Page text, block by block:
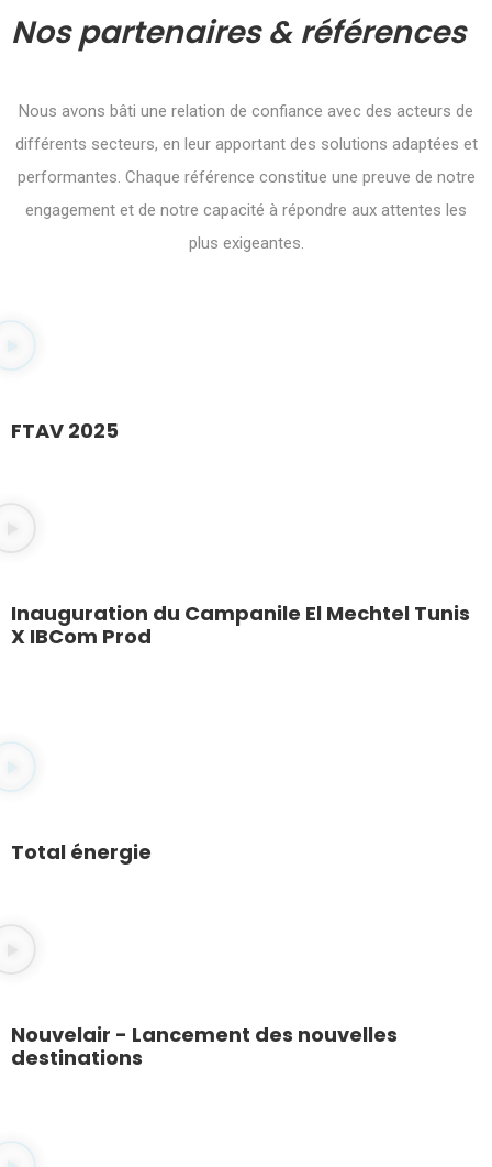
Nos partenaires & références
Nous avons bâti une relation de confiance avec des acteurs de
différents secteurs, en leur apportant des solutions adaptées et
performantes. Chaque référence constitue une preuve de notre
engagement et de notre capacité à répondre aux attentes les
plus exigeantes.
FTAV 2025
Inauguration du Campanile El Mechtel Tunis
X IBCom Prod
Total énergie
Nouvelair - Lancement des nouvelles
destinations